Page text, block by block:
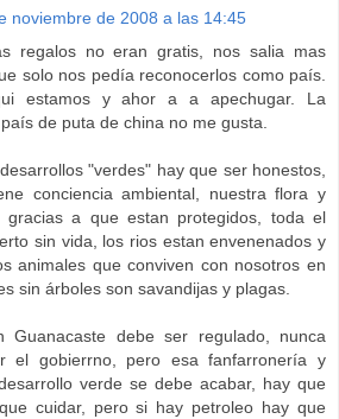
noviembre de 2008 a las 14:45
regalos no eran gratis, nos salia mas
solo nos pedía reconocerlos como país.
estamos y ahor a a apechugar. La
de puta de china no me gusta.
"verdes" hay que ser honestos,
conciencia ambiental, nuestra flora y
gracias a que estan protegidos, toda el
sin vida, los rios estan envenenados y
animales que conviven con nosotros en
sin árboles son savandijas y plagas.
Guanacaste debe ser regulado, nunca
el gobierrno, pero esa fanfarronería y
verde se debe acabar, hay que
cuidar, pero si hay petroleo hay que